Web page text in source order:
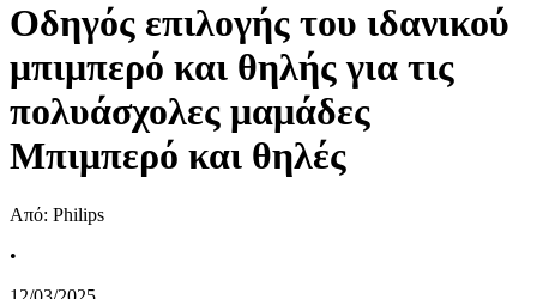
Oδηγός επιλογής του ιδανικού
μπιμπερό και θηλής για τις
πολυάσχολες μαμάδες
Μπιμπερό και θηλές
Από: Philips
•